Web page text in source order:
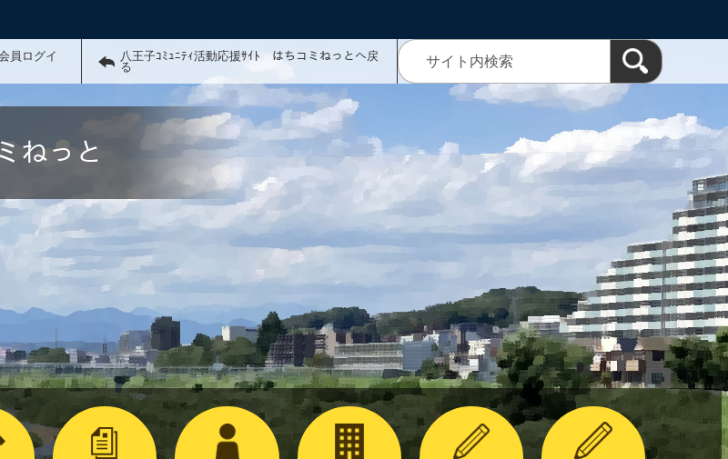
員ログイ
八王子ｺﾐｭﾆﾃｨ活動応援ｻｲﾄ はちコミねっとへ戻
る
ねっと